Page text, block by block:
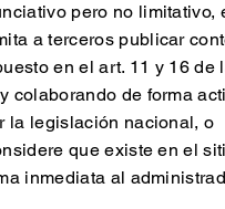
pero no limitativo,
a terceros publicar
en el art. 11 y 16 de
colaborando de forma
la legislación nacional, o
que existe en el
inmediata al